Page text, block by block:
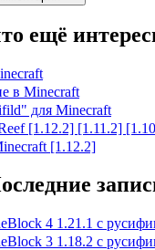
ещё
в Minecraft
для Minecraft
[1.12.2] [1.11.2]
[1.12.2]
4 1.21.1 с
3 1.18.2 с